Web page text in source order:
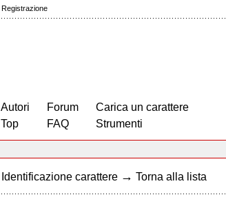
Registrazione
Autori
Top
Forum
FAQ
Carica un carattere
Strumenti
Identificazione carattere → Torna alla lista